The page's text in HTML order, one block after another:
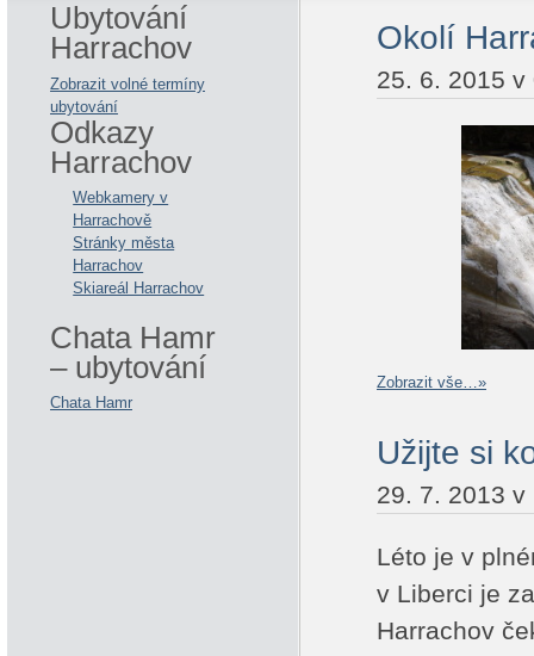
Okolí
25. 6. 2015 v
Zobrazit vše…»
Užijte si
29. 7. 2013 v
Léto je v
v Liberci je
Harrachov
Ubytování
Harrachov
Zobrazit volné termíny
ubytování
Odkazy
Harrachov
Webkamery v
Harrachově
Stránky města
Harrachov
Skiareál Harrachov
Chata Hamr
– ubytování
Chata Hamr